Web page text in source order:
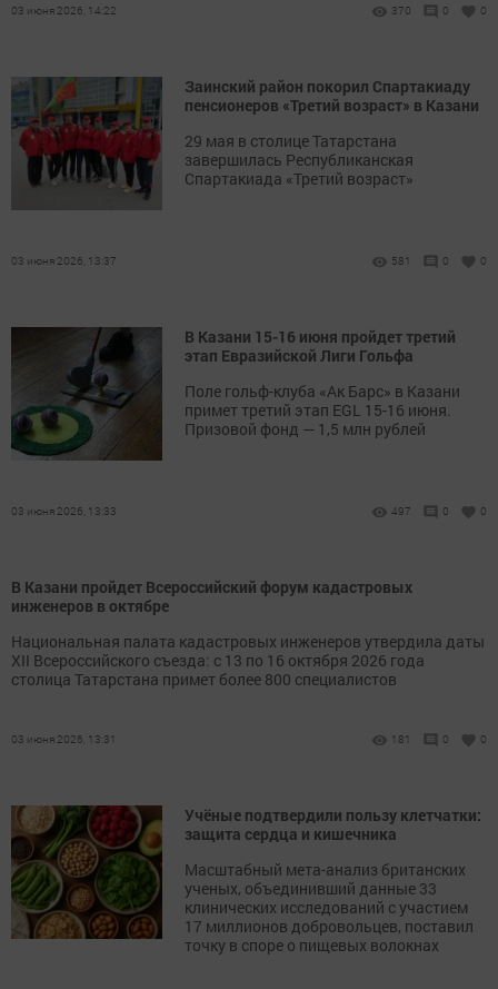
03 июня 2026, 14:22 370 0 0
Заинский район покорил Спартакиаду
пенсионеров «Третий возраст» в Казани
29 мая в столице Татарстана
завершилась Республиканская
Спартакиада «Третий возраст»
03 июня 2026, 13:37 581 0 0
В Казани 15-16 июня пройдет третий
этап Евразийской Лиги Гольфа
Поле гольф-клуба «Ак Барс» в Казани
примет третий этап EGL 15-16 июня.
Призовой фонд — 1,5 млн рублей
03 июня 2026, 13:33 497 0 0
В Казани пройдет Всероссийский форум кадастровых
инженеров в октябре
Национальная палата кадастровых инженеров утвердила даты
XII Всероссийского съезда: с 13 по 16 октября 2026 года
столица Татарстана примет более 800 специалистов
03 июня 2026, 13:31 181 0 0
Учёные подтвердили пользу клетчатки:
защита сердца и кишечника
Масштабный мета-анализ британских
ученых, объединивший данные 33
клинических исследований с участием
17 миллионов добровольцев, поставил
точку в споре о пищевых волокнах